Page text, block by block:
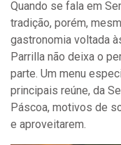
Quando se fala em
tradição, porém,
gastronomia voltada
Parrilla não deixa o
parte. Um menu
principais reúne, da
Páscoa, motivos de
e aproveitarem.